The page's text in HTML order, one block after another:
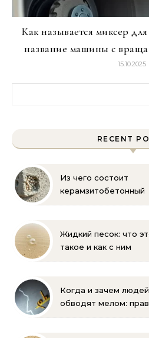
Как называется миксер
название машины с
15.10.2025
RECENT
Из чего состоит
керамзитобетонный
Жидкий песок: что
такое и как с ним
Когда и зачем людей
обводят мелом: